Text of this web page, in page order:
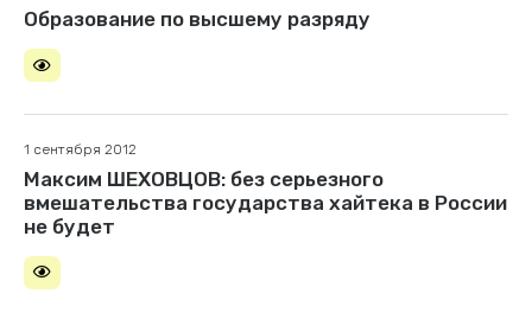
Образование по высшему разряду
1 сентября 2012
Максим ШЕХОВЦОВ: без серьезного
вмешательства государства хайтека в России
не будет